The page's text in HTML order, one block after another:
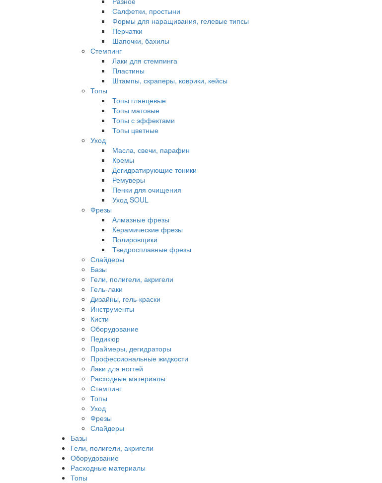
Салфетки, простыни
Формы для наращивания, гелевые типсы
Перчатки
Шапочки, бахилы
Стемпинг
Лаки для стемпинга
Пластины
Штампы, скраперы, коврики, кейсы
Топы
Топы глянцевые
Топы матовые
Топы с эффектами
Топы цветные
Уход
Масла, свечи, парафин
Кремы
Дегидратирующие тоники
Ремуверы
Пенки для очищения
Уход SOUL
Фрезы
Алмазные фрезы
Керамические фрезы
Полировщики
Тведросплавные фрезы
Слайдеры
Базы
Гели, полигели, акригели
Гель-лаки
Дизайны, гель-краски
Инструменты
Кисти
Оборудование
Педикюр
Праймеры, дегидраторы
Профессиональные жидкости
Лаки для ногтей
Расходные материалы
Стемпинг
Топы
Уход
Фрезы
Слайдеры
Базы
Гели, полигели, акригели
Оборудование
Расходные материалы
Топы